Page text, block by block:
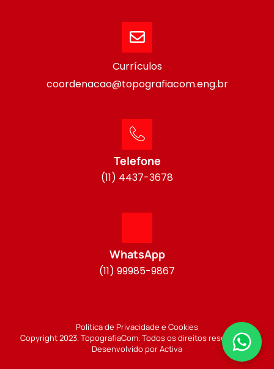
Currículos
coordenacao@topografiacom.eng.br
Telefone
(11) 4437-3678
WhatsApp
(11) 99985-9867
Política de Privacidade e Cookies
Copyright 2023. TopografiaCom. Todos os direitos reservados.
Desenvolvido por Activa